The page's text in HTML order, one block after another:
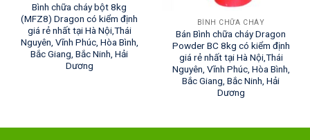
Bình chữa cháy bột 8kg
(MFZ8) Dragon có kiểm định
giá rẻ nhất tại Hà Nội,Thái
Nguyên, Vĩnh Phúc, Hòa Bình,
Bắc Giang, Bắc Ninh, Hải
Dương
BÌNH CHỮA CHÁY
Bán Bình chữa cháy Dragon
Powder BC 8kg có kiểm định
giá rẻ nhất tại Hà Nội,Thái
Nguyên, Vĩnh Phúc, Hòa Bình,
Bắc Giang, Bắc Ninh, Hải
Dương